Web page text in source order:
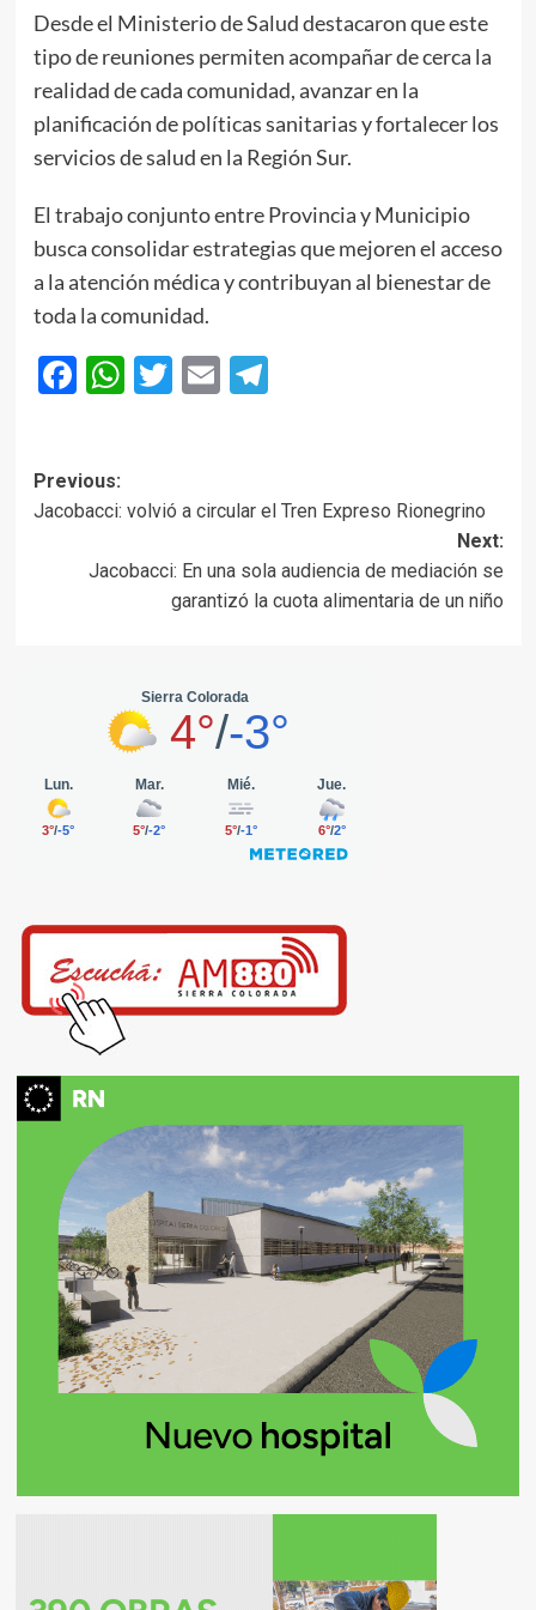
Desde el Ministerio de Salud destacaron que este
tipo de reuniones permiten acompañar de cerca la
realidad de cada comunidad, avanzar en la
planificación de políticas sanitarias y fortalecer los
servicios de salud en la Región Sur.
El trabajo conjunto entre Provincia y Municipio
busca consolidar estrategias que mejoren el acceso
a la atención médica y contribuyan al bienestar de
toda la comunidad.
Facebook
WhatsApp
Twitter
EmailTelegram
Post
navigation
Previous:
Jacobacci: volvió a circular el Tren Expreso Rionegrino
Next:
Jacobacci: En una sola audiencia de mediación se
garantizó la cuota alimentaria de un niño